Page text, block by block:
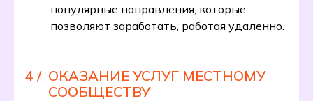
популярные направления, которые
позволяют заработать, работая удаленно.
4 / ОКАЗАНИЕ УСЛУГ МЕСТНОМУ
СООБЩЕСТВУ